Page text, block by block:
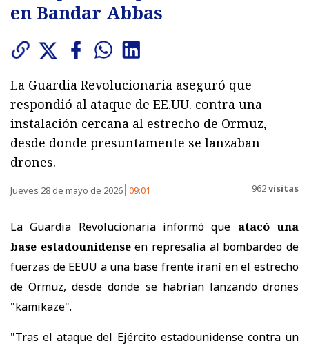
en Bandar Abbas
La Guardia Revolucionaria aseguró que
respondió al ataque de EE.UU. contra una
instalación cercana al estrecho de Ormuz,
desde donde presuntamente se lanzaban
drones.
Jueves 28 de mayo de 2026 09:01 962visitas
La Guardia Revolucionaria informó que atacó una
base estadounidenseen represalia al bombardeo de
fuerzas de EEUU a una base frente iraní en el estrecho
de Ormuz, desde donde se habrían lanzando drones
"kamikaze".
"Tras el ataque del Ejército estadounidense contra un